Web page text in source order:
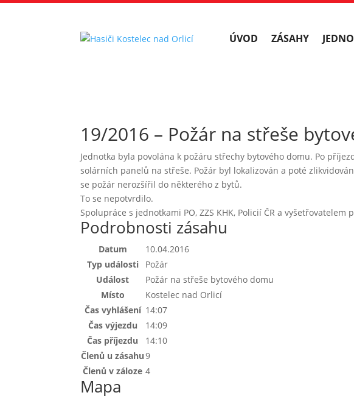
ÚVOD ZÁSAHY
19/2016 – Požár na střeše
Jednotka byla povolána k požáru střechy bytového domu. Po
solárních panelů na střeše. Požár byl lokalizován a poté
se požár nerozšířil do některého z bytů.
To se nepotvrdilo.
Spolupráce s jednotkami PO, ZZS KHK, Policií ČR a vyšetřovatelem
Podrobnosti zásahu
Datum
10.04.2016
Typ události
Požár
Událost
Požár na střeše bytového domu
Místo
Kostelec nad Orlicí
Čas vyhlášení 14:07
Čas výjezdu
14:09
Čas příjezdu
14:10
Členů u zásahu9
Členů v záloze 4
Mapa